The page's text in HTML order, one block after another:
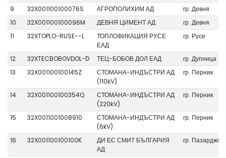
9
32X001100100076S АГРОПОЛИХИМ АД
гр. Девня
10
32X001100100096M ДЕВНЯ ЦИМЕНТ АД
гр. Девня
11
32XTOPLO-RUSE--L
ТОПЛОФИКАЦИЯ РУСЕ
ЕАД
гр. Русе
12 32XTECBOBOVDOL-D ТЕЦ-БОБОВ ДОЛ ЕАД
гр. Дупница
13
32X001100100145Z
СТОМАНА-ИНДЪСТРИ АД
(110kV)
гр. Перник
14 32X001100100354Q
СТОМАНА-ИНДЪСТРИ АД
(220kV)
гр. Перник
15 32X0011001008910
СТОМАНА-ИНДЪСТРИ АД
(6kV)
гр. Перник
16 32X001100100100K
ДИ ЕС СМИТ БЪЛГАРИЯ
АД
гр. Пазарджик